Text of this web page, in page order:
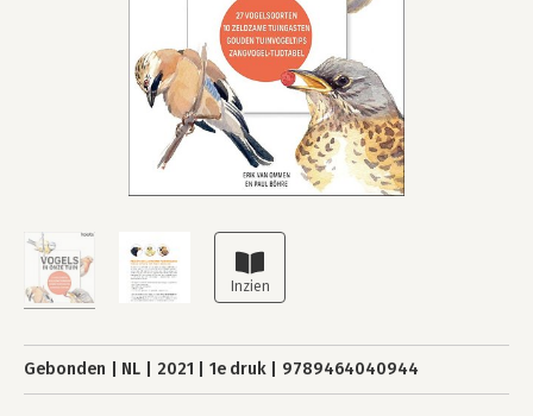
Gebonden NL 2021 1e druk 9789464040944